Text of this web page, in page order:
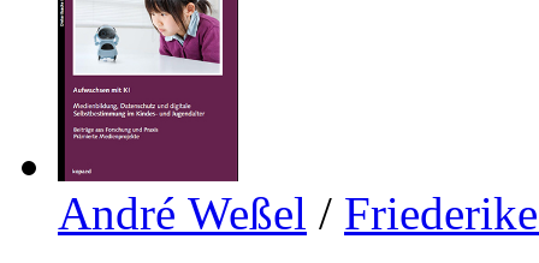
André Weßel /